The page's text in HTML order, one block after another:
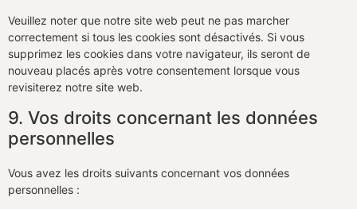
Veuillez noter que notre site web peut ne pas marcher
correctement si tous les cookies sont désactivés. Si vous
supprimez les cookies dans votre navigateur, ils seront de
nouveau placés après votre consentement lorsque vous
revisiterez notre site web.
9. Vos droits concernant les données
personnelles
Vous avez les droits suivants concernant vos données
personnelles :